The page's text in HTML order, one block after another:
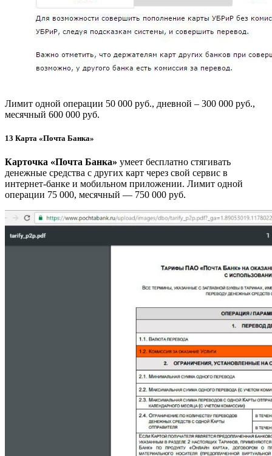
Лимит одной операции 50 000 руб., дневной – 300 000 руб.,
месячный 600 000 руб.
13 Карта «Почта Банка»
Карточка «Почта Банка» умеет бесплатно стягивать
денежные средства с других карт через свой сервис в
интернет-банке и мобильном приложении. Лимит одной
операции 75 000, месячный — 750 000 руб.